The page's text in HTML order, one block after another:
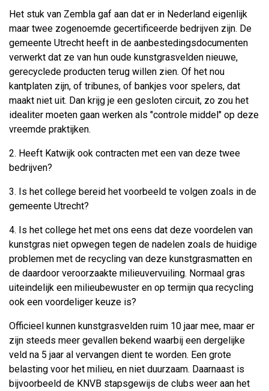
Het stuk van Zembla gaf aan dat er in Nederland eigenlijk
maar twee zogenoemde gecertificeerde bedrijven zijn. De
gemeente Utrecht heeft in de aanbestedingsdocumenten
verwerkt dat ze van hun oude kunstgrasvelden nieuwe,
gerecyclede producten terug willen zien. Of het nou
kantplaten zijn, of tribunes, of bankjes voor spelers, dat
maakt niet uit. Dan krijg je een gesloten circuit, zo zou het
idealiter moeten gaan werken als "controle middel" op deze
vreemde praktijken.
2. Heeft Katwijk ook contracten met een van deze twee
bedrijven?
3. Is het college bereid het voorbeeld te volgen zoals in de
gemeente Utrecht?
4. Is het college het met ons eens dat deze voordelen van
kunstgras niet opwegen tegen de nadelen zoals de huidige
problemen met de recycling van deze kunstgrasmatten en
de daardoor veroorzaakte milieuvervuiling. Normaal gras
uiteindelijk een milieubewuster en op termijn qua recycling
ook een voordeliger keuze is?
Officieel kunnen kunstgrasvelden ruim 10 jaar mee, maar er
zijn steeds meer gevallen bekend waarbij een dergelijke
veld na 5 jaar al vervangen dient te worden. Een grote
belasting voor het milieu, en niet duurzaam. Daarnaast is
bijvoorbeeld de KNVB stapsgewijs de clubs weer aan het